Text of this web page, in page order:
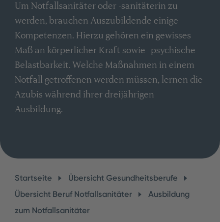
Um Notfallsanitäter oder -sanitäterin zu
werden, brauchen Auszubildende einige
Kompetenzen. Hierzu gehören ein gewisses
Maß an körperlicher Kraft sowie psychische
Belastbarkeit. Welche Maßnahmen in einem
Notfall getroffenen werden müssen, lernen die
Azubis während ihrer dreijährigen
Ausbildung.
Startseite
Übersicht Gesundheitsberufe
Übersicht Beruf Notfallsanitäter
Ausbildung
zum Notfallsanitäter